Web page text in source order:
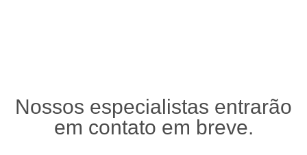
Nossos especialistas entrarão
em contato em breve.